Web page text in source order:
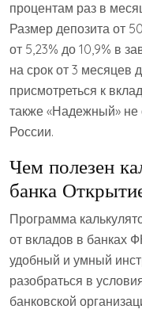
процентам раз в
Размер депозита от
от 5,23% до 10,9% в
на срок от 3 месяцев
присмотреться к
также «Надежный» не
России.
Чем полезен
банка
Программа
от вкладов в банках
удобный и умный
разобраться в
банковской